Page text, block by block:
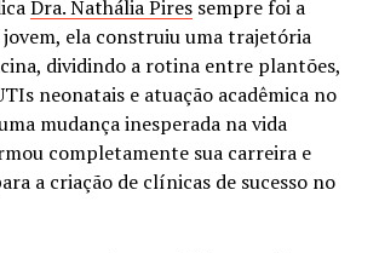
Dra. Nathália Pires sempre foi a
ela construiu uma trajetória
dividindo a rotina entre plantões,
neonatais e atuação acadêmica no
mudança inesperada na vida
completamente sua carreira e
a criação de clínicas de sucesso no